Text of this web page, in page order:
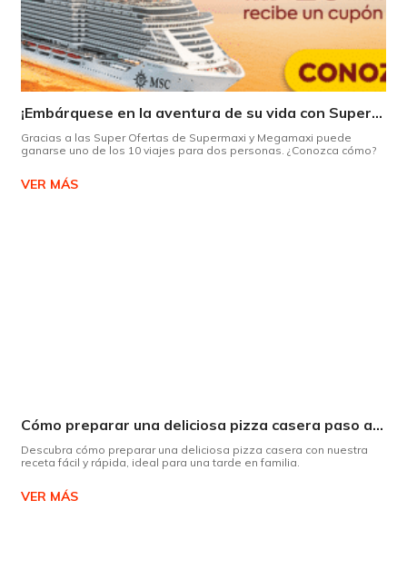
¡Embárquese en la aventura de su vida con Supermaxi!
Gracias a las Super Ofertas de Supermaxi y Megamaxi puede
ganarse uno de los 10 viajes para dos personas. ¿Conozca cómo?
VER MÁS
Cómo preparar una deliciosa pizza casera paso a paso
Descubra cómo preparar una deliciosa pizza casera con nuestra
receta fácil y rápida, ideal para una tarde en familia.
VER MÁS